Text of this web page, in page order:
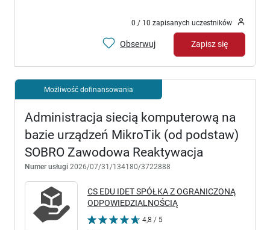
0 / 10 zapisanych uczestników
Obserwuj Zapisz się
Możliwość dofinansowania
Administracja siecią komputerową na
bazie urządzeń MikroTik (od podstaw)
SOBRO Zawodowa Reaktywacja
Numer usługi 2026/07/31/134180/3722888
CS EDU IDET SPÓŁKA Z OGRANICZONĄ
ODPOWIEDZIALNOŚCIĄ
4,8 / 5